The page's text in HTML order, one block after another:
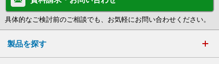
具体的なご検討前のご相談でも、お気軽にお問い合わせください。
製品を探す